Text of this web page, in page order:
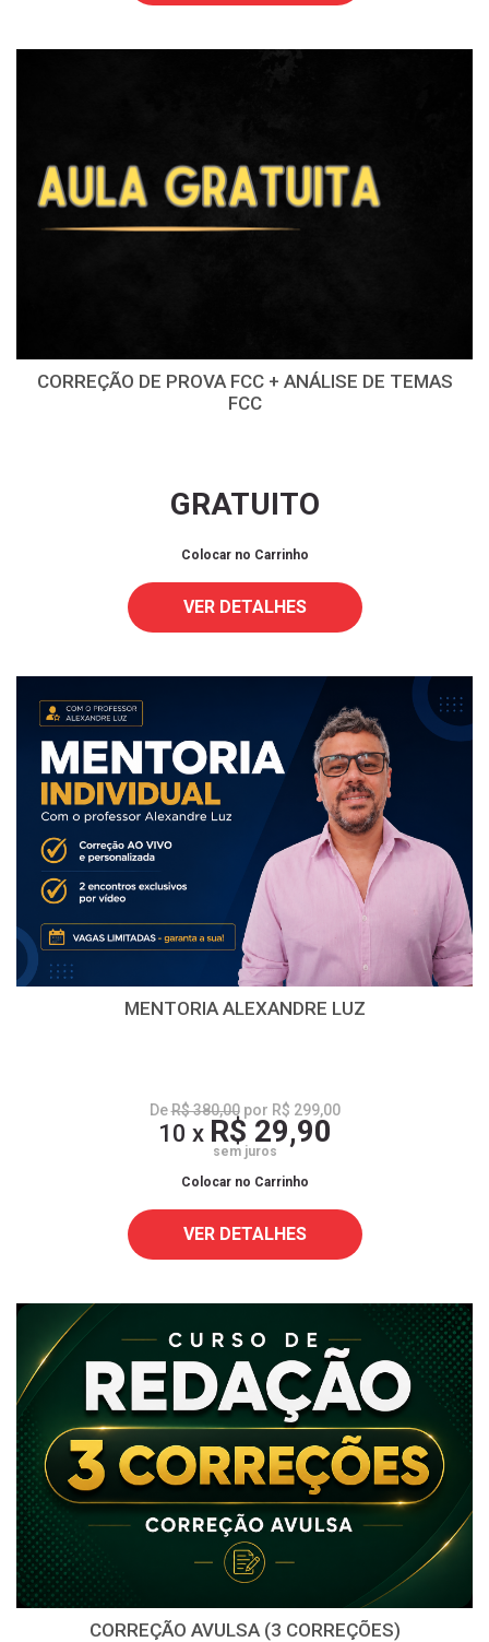
CORREÇÃO DE PROVA FCC + ANÁLISE DE TEMAS
FCC
GRATUITO
Colocar no Carrinho
VER DETALHES
MENTORIA ALEXANDRE LUZ
DeR$ 380,00por R$ 299,00
10 x R$ 29,90
sem juros
Colocar no Carrinho
VER DETALHES
CORREÇÃO AVULSA (3 CORREÇÕES)